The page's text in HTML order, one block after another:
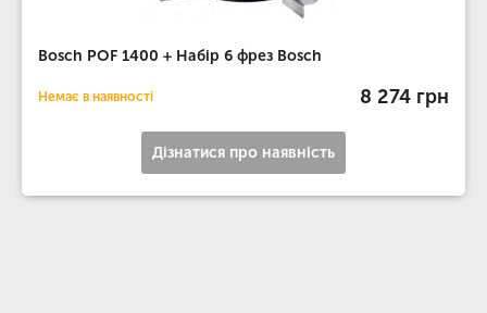
Bosch POF 1400 + Набір 6 фрез Bosch
Немає в наявності 8 274 грн
Дізнатися про наявність